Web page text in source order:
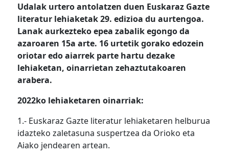
Udalak urtero antolatzen duen Euskaraz Gazte
literatur lehiaketak 29. edizioa du aurtengoa.
Lanak aurkezteko epea zabalik egongo da
azaroaren 15a arte. 16 urtetik gorako edozein
oriotar edo aiarrek parte hartu dezake
lehiaketan, oinarrietan zehaztutakoaren
arabera.
2022ko lehiaketaren oinarriak:
1.- Euskaraz Gazte literatur lehiaketaren helburua
idazteko zaletasuna suspertzea da Orioko eta
Aiako jendearen artean.